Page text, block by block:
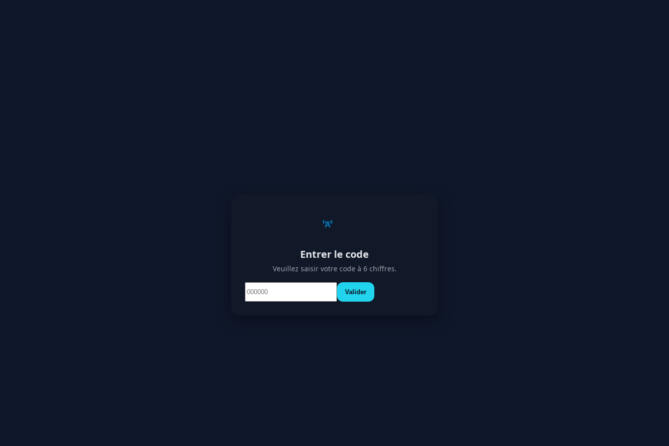
Entrer le code
Veuillez saisir votre code à 6 chiffres.
Valider